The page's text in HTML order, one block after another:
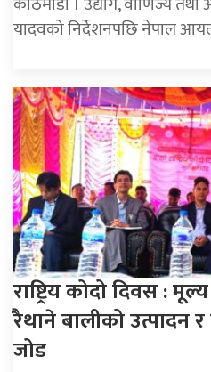
यादवको निर्देशनपछि नेपाल
राष्ट्रिय कोदो दिवस :
रैथाने बालीको उत्पादन
जोड